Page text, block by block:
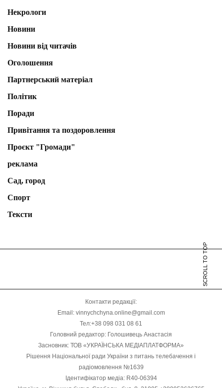
Некрологи
Новини
Новини від читачів
Оголошення
Партнерський матеріал
Політик
Поради
Привітання та поздоровлення
Проєкт "Громади"
реклама
Сад, город
Спорт
Тексти
SCROLL TO TOP
Контакти редакції:
Email: vinnychchyna.online@gmail.com
Тел:+38 098 031 08 61
Головний редактор: Голошивець Анастасія
Засновник: ТОВ «УКРАЇНСЬКА МЕДІАПЛАТФОРМА»
Рішення Національної ради України з питань телебачення і
радіомовлення №1639
Ідентифікатор медіа: R40-06394